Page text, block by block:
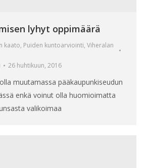
lyhyt oppimäärä
kaato, Puiden kuntoarviointi, Viheralan
26 huhtikuun, 2016
muutamassa pääkaupunkiseudun
enkä voinut olla huomioimatta
valikoimaa